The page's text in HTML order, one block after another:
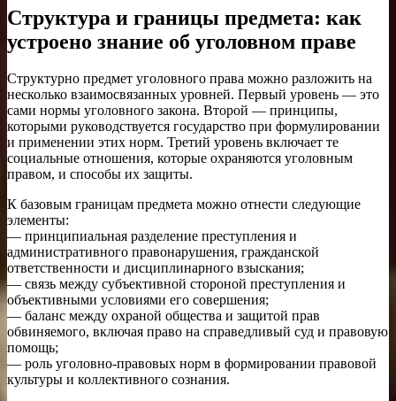
Структура и границы предмета: как
устроено знание об уголовном праве
Структурно предмет уголовного права можно разложить на
несколько взаимосвязанных уровней. Первый уровень — это
сами нормы уголовного закона. Второй — принципы,
которыми руководствуется государство при формулировании
и применении этих норм. Третий уровень включает те
социальные отношения, которые охраняются уголовным
правом, и способы их защиты.
К базовым границам предмета можно отнести следующие
элементы:
— принципиальная разделение преступления и
административного правонарушения, гражданской
ответственности и дисциплинарного взыскания;
— связь между субъективной стороной преступления и
объективными условиями его совершения;
— баланс между охраной общества и защитой прав
обвиняемого, включая право на справедливый суд и правовую
помощь;
— роль уголовно-правовых норм в формировании правовой
культуры и коллективного сознания.